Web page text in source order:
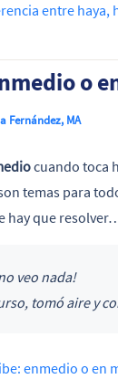
entre haya,
o
Fernández, MA
cuando toca
temas para
hay que
veo nada!
tomó aire y
enmedio o en